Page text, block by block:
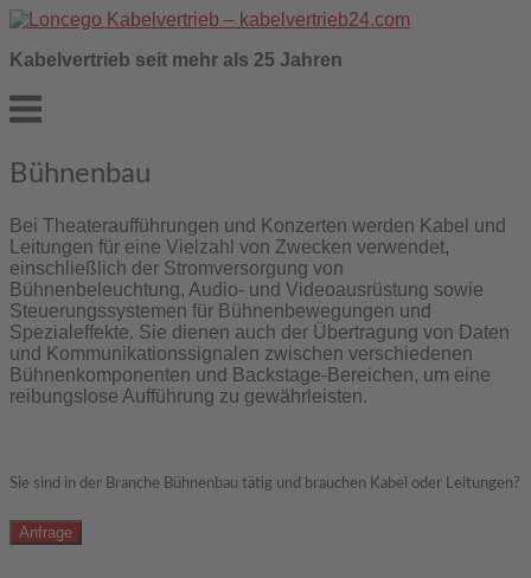
Skip
content
Kabelvertrieb seit mehr als 25 Jahren
Menu
Bühnen­bau
Bei Theateraufführungen und Konzerten werden Kabel und
Leitungen für eine Vielzahl von Zwecken verwendet,
einschließlich der Stromversorgung von
Bühnenbeleuchtung, Audio- und Videoausrüstung sowie
Steuerungssystemen für Bühnenbewegungen und
Spezialeffekte. Sie dienen auch der Übertragung von Daten
und Kommunikationssignalen zwischen verschiedenen
Bühnenkomponenten und Backstage-Bereichen, um eine
reibungslose Aufführung zu gewährleisten.
Sie sind in der Branche Bühnen­bau tätig und brauchen Kabel oder Leitungen?
Anfrage